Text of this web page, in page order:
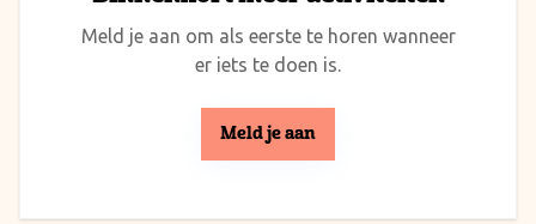
Meld je aan om als eerste te horen wanneer
er iets te doen is.
Meld je aan